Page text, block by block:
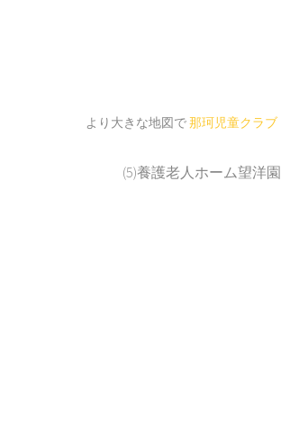
より大きな地図で那珂児童クラブ
(5)養護老人ホーム望洋園